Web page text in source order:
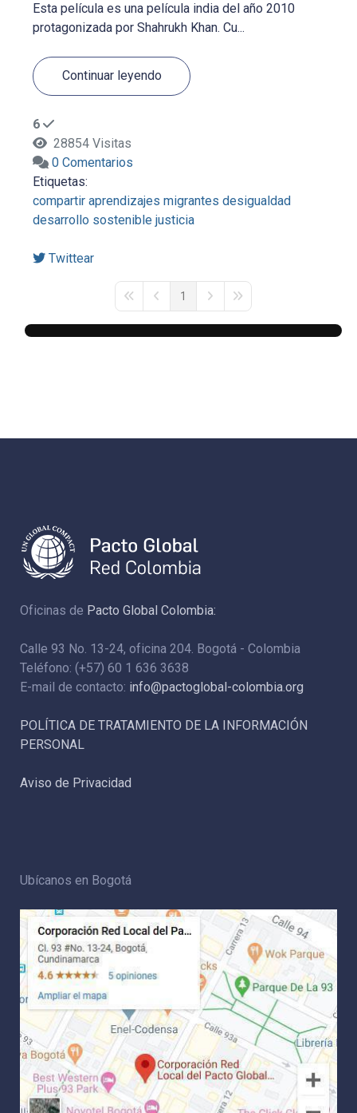
Esta película es una película india del año 2010
protagonizada por Shahrukh Khan. Cu...
Continuar leyendo
6
28854 Visitas
0 Comentarios
Etiquetas:
compartir aprendizajes migrantes desigualdad
desarrollo sostenible justicia
Twittear
First PagePrevious Page
1
Next PageLast Page
Oficinas de Pacto Global Colombia:
Calle 93 No. 13-24, oficina 204. Bogotá - Colombia
Teléfono: (+57) 60 1 636 3638
E-mail de contacto: info@pactoglobal-colombia.org
POLÍTICA DE TRATAMIENTO DE LA INFORMACIÓN
PERSONAL
Aviso de Privacidad
Ubícanos en Bogotá